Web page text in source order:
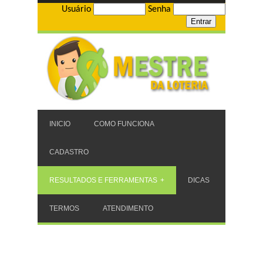
Usuário Senha
INICIO COMO FUNCIONA
CADASTRO
RESULTADOS E FERRAMENTAS DICAS
TERMOS ATENDIMENTO